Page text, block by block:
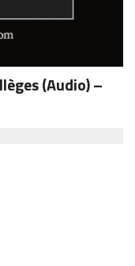
(Audio) –